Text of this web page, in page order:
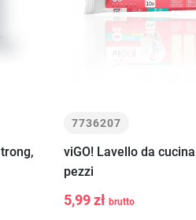
7736207
viGO! Lavello da
pezzi
5,99 zł brutto